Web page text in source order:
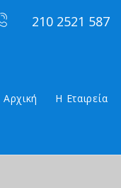
210 2521 587
Αρχική Η Εταιρεία